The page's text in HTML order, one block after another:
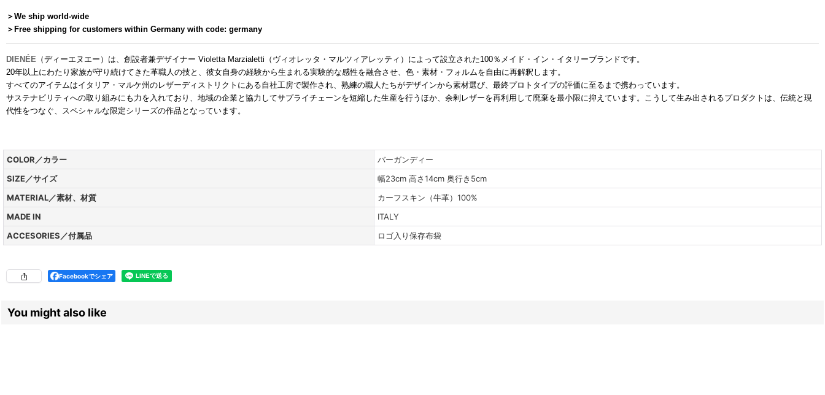
＞We ship world-wide
＞ Free shipping for customers within Germany with code: germany
DIENÉE （ディーエヌエー）は、創設者兼デザイナー Violetta Marzialetti（ヴィオレッタ・マルツィアレッティ）によって設立された100％メイド・イン・イタリーブランドです。
20年以上にわたり家族が守り続けてきた革職人の技と、彼女自身の経験から生まれる実験的な感性を融合させ、色・素材・フォルムを自由に再解釈します。
すべてのアイテムはイタリア・マルケ州のレザーディストリクトにある自社工房で製作され、熟練の職人たちがデザインから素材選び、最終プロトタイプの評価に至るまで携わっています。
サステナビリティへの取り組みにも力を入れており、地域の企業と協力してサプライチェーンを短縮した生産を行うほか、余剰レザーを再利用して廃棄を最小限に抑えています。こうして生み出されるプロダクトは、伝統と現
代性をつなぐ、スペシャルな限定シリーズの作品となっています。
COLOR／カラー
バーガンディー
SIZE／サイズ
幅23cm 高さ14cm 奥行き5cm
MATERIAL／素材、材質
カーフスキン（牛革）100%
MADE IN
ITALY
ACCESORIES／付属品
ロゴ入り保存布袋
Facebookでシェア
You might also like